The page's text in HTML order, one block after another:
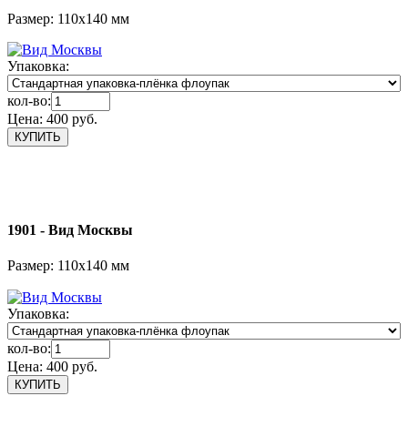
Размер: 110х140 мм
Упаковка:
кол-во:
Цена: 400 руб.
1901 - Вид Москвы
Размер: 110х140 мм
Упаковка:
кол-во:
Цена: 400 руб.